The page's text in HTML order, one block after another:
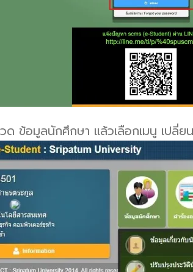
ด ข้อมูลนักศึกษา แล้วเลือกเมนู เปลี่